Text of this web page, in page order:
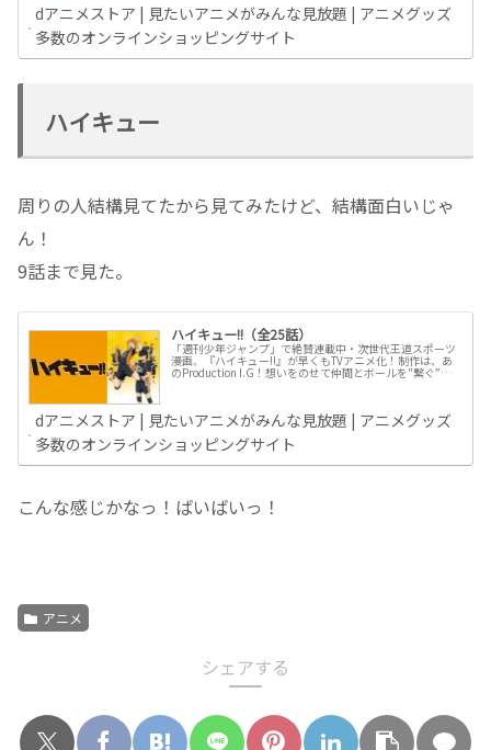
dアニメストア | 見たいアニメがみんな見放題 | アニメグッズ
多数のオンラインショッピングサイト
ハイキュー
周りの人結構見てたから見てみたけど、結構面白いじゃ
ん！
9話まで見た。
ハイキュー!!（全25話）
「週刊少年ジャンプ」で絶賛連載中・次世代王道スポーツ
漫画、『ハイキュー!!』が早くもTVアニメ化！制作は、あ
のProduction I.G！想いをのせて仲間とボールを"繋ぐ”、
dアニメストア | 見たいアニメがみんな見放題 | アニメグッズ
多数のオンラインショッピングサイト
こんな感じかなっ！ばいばいっ！
アニメ
シェアする